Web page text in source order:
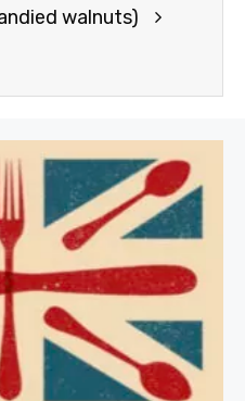
walnuts)